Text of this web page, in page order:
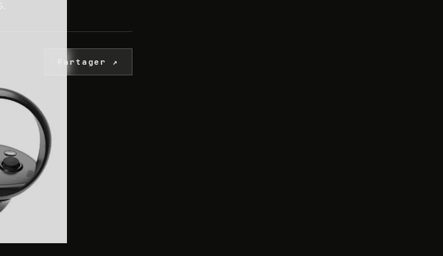
Partager ↗